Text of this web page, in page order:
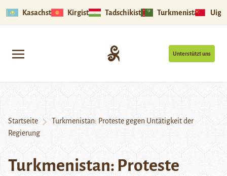
Kasachstan Kirgistan Tadschikistan Turkmenistan
Unterstützt uns
Startseite
Turkmenistan: Proteste gegen Untätigkeit der
Regierung
Turkmenistan: Proteste